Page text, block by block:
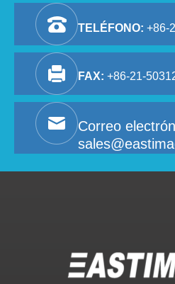
TELÉFONO: +86-
FAX: +86-21-
Correo